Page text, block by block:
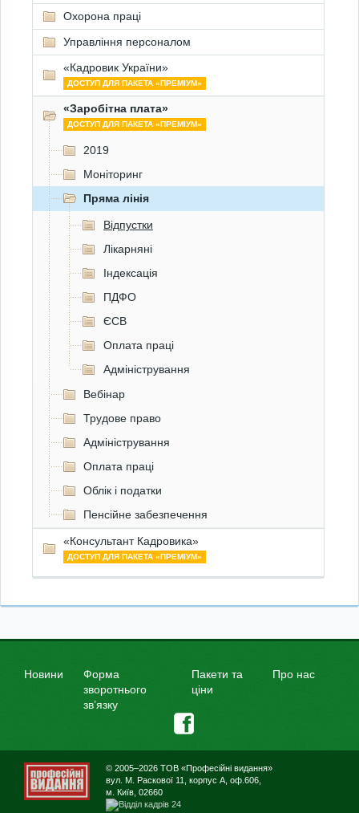
Охорона праці
Управління персоналом
«Кадровик України»
ДОСТУП ДЛЯ ПАКЕТА «ПРЕМІУМ»
«Заробітна плата»
ДОСТУП ДЛЯ ПАКЕТА «ПРЕМІУМ»
2019
Моніторинг
Пряма лінія
Відпустки
Лікарняні
Індексація
ПДФО
ЄСВ
Оплата праці
Адміністрування
Вебінар
Трудове право
Адміністрування
Оплата праці
Облік і податки
Пенсійне забезпечення
«Консультант Кадровика»
ДОСТУП ДЛЯ ПАКЕТА «ПРЕМІУМ»
Новини
Форма
зворотнього
зв’язку
Пакети та
ціни
Про нас
© 2005–2026 ТОВ «Професійні видання»
вул. М. Раскової 11, корпус А, оф.606,
м. Київ, 02660